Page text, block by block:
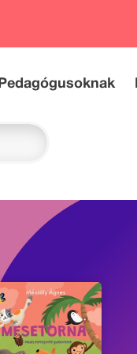
Pedagógusoknak